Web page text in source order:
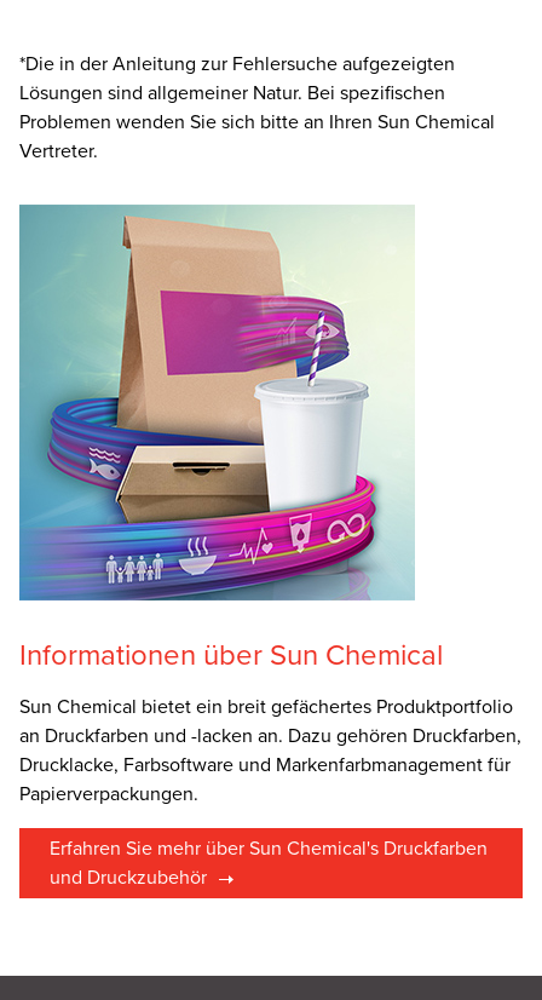
*Die in der Anleitung zur Fehlersuche aufgezeigten
Lösungen sind allgemeiner Natur. Bei spezifischen
Problemen wenden Sie sich bitte an Ihren Sun Chemical
Vertreter.
Informationen über Sun Chemical
Sun Chemical bietet ein breit gefächertes Produktportfolio
an Druckfarben und -lacken an. Dazu gehören Druckfarben,
Drucklacke, Farbsoftware und Markenfarbmanagement für
Papierverpackungen.
Erfahren Sie mehr über Sun Chemical's Druckfarben
und Druckzubehör